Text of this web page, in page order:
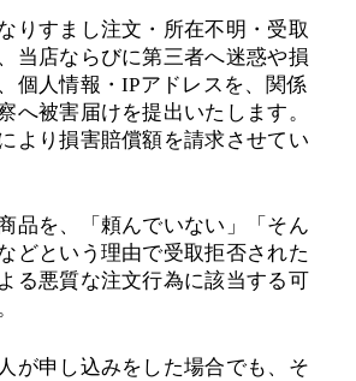
りすまし注文・所在不明・受取
当店ならびに第三者へ迷惑や損
個人情報・IPアドレスを、関係
へ被害届けを提出いたします。
より損害賠償額を請求させてい
品を、「頼んでいない」「そん
どという理由で受取拒否された
る悪質な注文行為に該当する可
が申し込みをした場合でも、そ